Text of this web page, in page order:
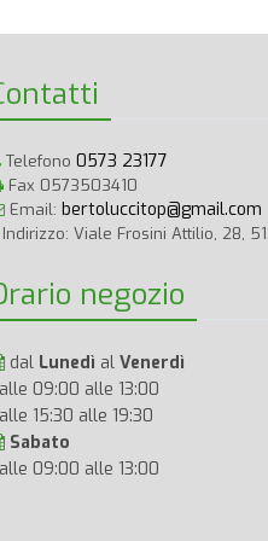
Telefono 0573 23177
Fax 0573503410
Email: bertoluccitop@gmail.com
Viale Frosini Attilio, 28,
negozio
dal Lunedì al Venerdì
09:00 alle 13:00
15:30 alle 19:30
Sabato
09:00 alle 13:00